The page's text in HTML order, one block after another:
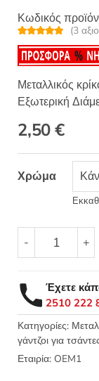
Κωδικός
Βαθμολογή
θηκε με5.00
από 5 με
βάση
3
πελάτη
(3
Μεταλλικός
Εξωτερική
2,50€
Χρώμα
-
Μεσαίος
κρίκος
Εξ.
Διάμετρος
33mm
ποσότητα
+
Έχετε
2510 222
Κατηγορίες:
γάντζοι για
Εταιρία: OEM1